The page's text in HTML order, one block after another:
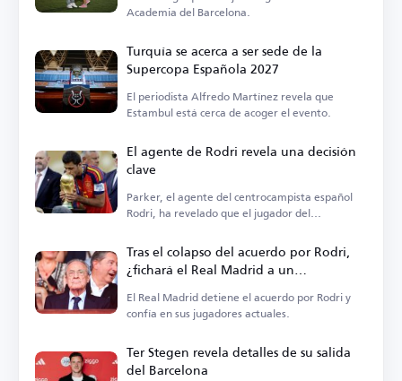
Academia del Barcelona.
Turquía se acerca a ser sede de la
Supercopa Española 2027
El periodista Alfredo Martínez revela que
Estambul está cerca de acoger el evento.
El agente de Rodri revela una decisión
clave
Parker, el agente del centrocampista español
Rodri, ha revelado que el jugador del
Tras el colapso del acuerdo por Rodri,
¿fichará el Real Madrid a un
centrocampista?
El Real Madrid detiene el acuerdo por Rodri y
confía en sus jugadores actuales.
Ter Stegen revela detalles de su salida
del Barcelona